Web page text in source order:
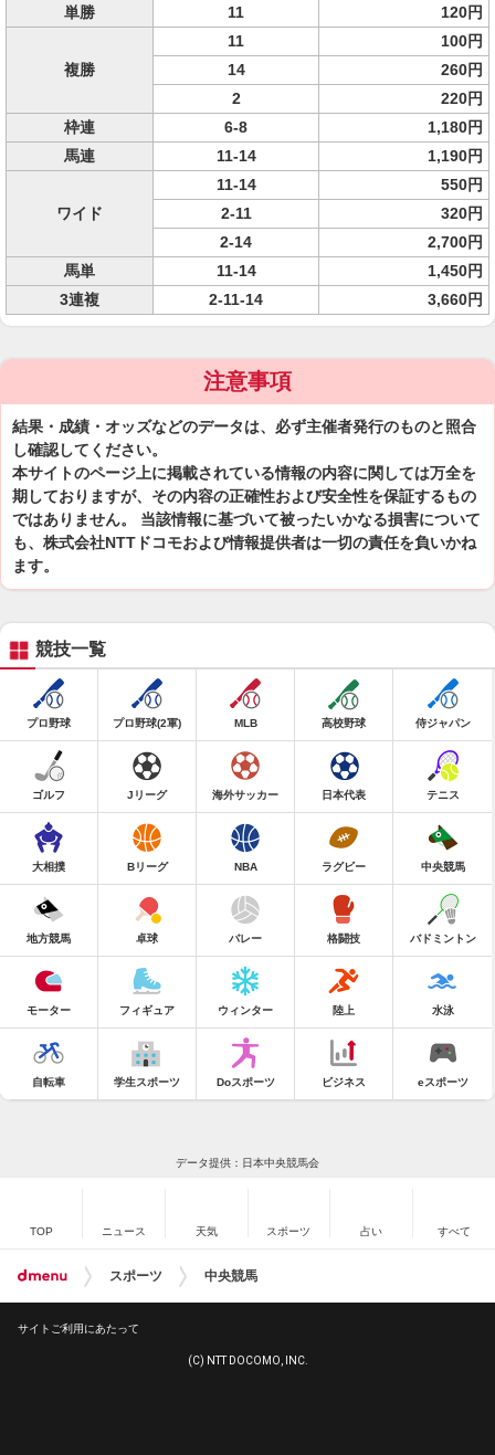
単勝 11 120円
複勝
11
100円
14
260円
2
220円
枠連
6-8
1,180円
馬連
11-14 1,190円
ワイド
11-14
550円
2-11
320円
2-14
2,700円
馬単
11-14
1,450円
3連複
2-11-14 3,660円
注意事項
結果・成績・オッズなどのデータは、必ず主催者発行のものと照合
し確認してください。
本サイトのページ上に掲載されている情報の内容に関しては万全を
期しておりますが、その内容の正確性および安全性を保証するもの
ではありません。 当該情報に基づいて被ったいかなる損害について
も、株式会社NTTドコモおよび情報提供者は一切の責任を負いかね
ます。
競技一覧
プロ野球 プロ野球(2軍) MLB 高校野球 侍ジャパン
ゴルフ Jリーグ 海外サッカー 日本代表 テニス
大相撲 Bリーグ NBA ラグビー 中央競馬
地方競馬 卓球 バレー 格闘技 バドミントン
モーター フィギュア ウィンター 陸上 水泳
自転車 学生スポーツ Doスポーツ ビジネス eスポーツ
データ提供：日本中央競馬会
TOP ニュース 天気 スポーツ 占い すべて
スポーツ 中央競馬
サイトご利用にあたって
(C) NTT DOCOMO, INC.